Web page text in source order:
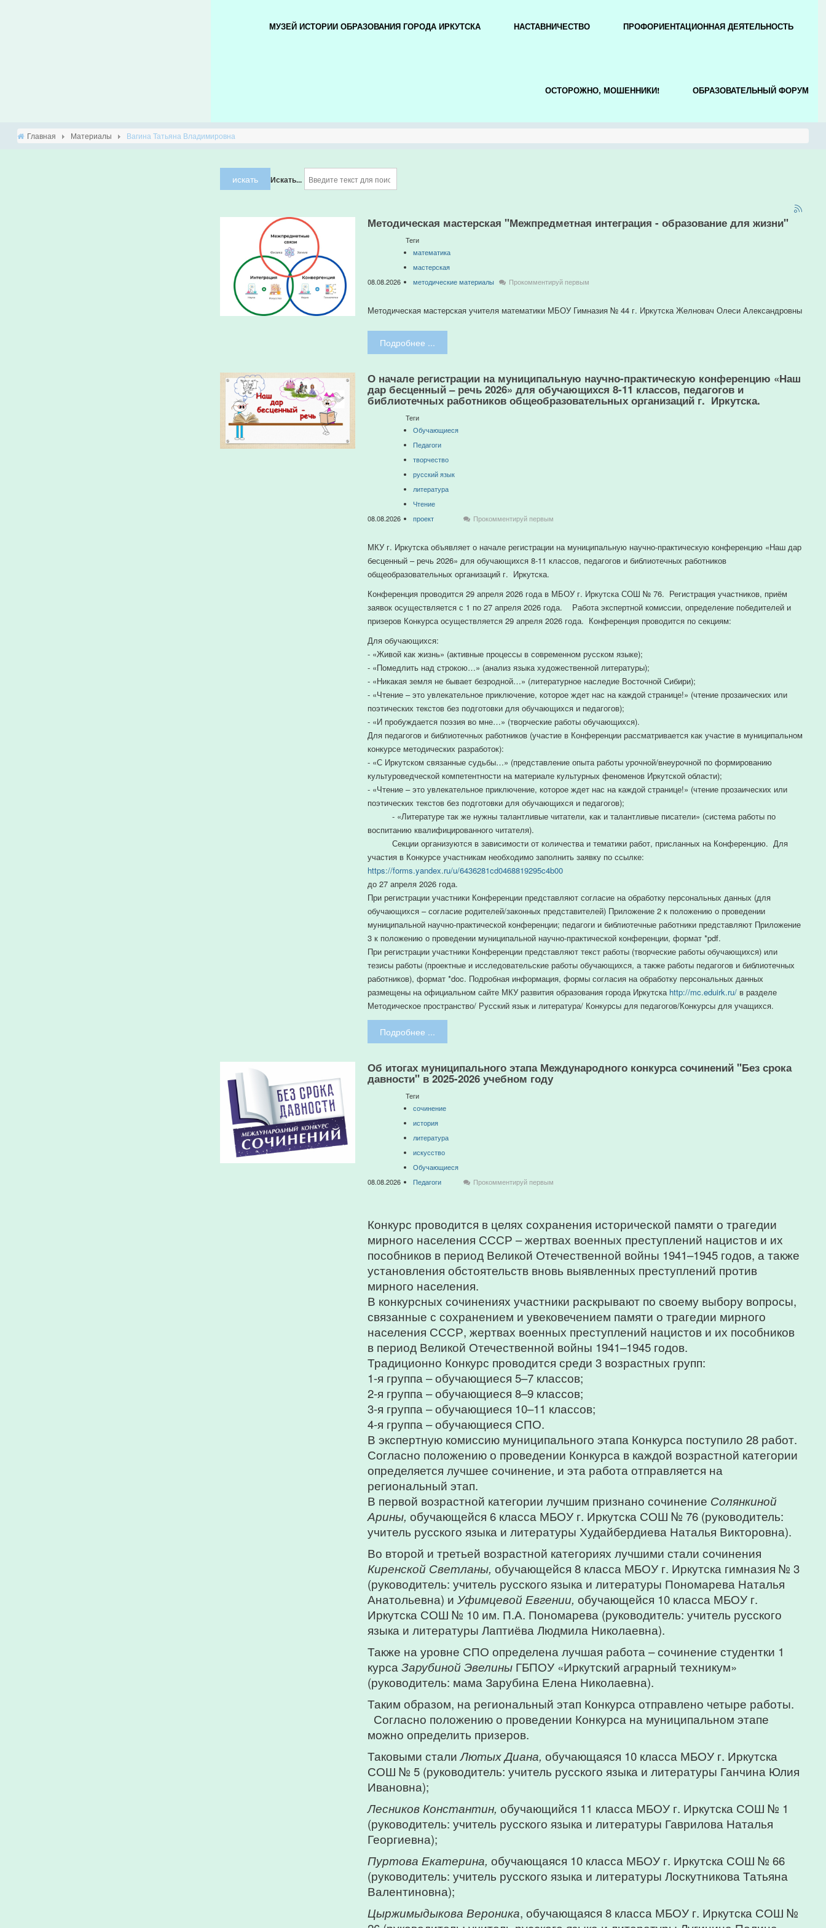
МУЗЕЙ ИСТОРИИ ОБРАЗОВАНИЯ ГОРОДА ИРКУТСКА НАСТАВНИЧЕСТВО ПРОФОРИЕНТАЦИОННАЯ ДЕЯТЕЛЬНОСТЬ
ОСТОРОЖНО, МОШЕННИКИ! ОБРАЗОВАТЕЛЬНЫЙ ФОРУМ
Главная Материалы Вагина Татьяна Владимировна
искать Искать...
Методическая мастерская "Межпредметная интеграция - образование для жизни"
08.08.2026
Теги
математика
мастерская
методические материалы
Прокомментируй первым
Методическая мастерская учителя математики МБОУ Гимназия № 44 г. Иркутска Желновач Олеси Александровны
Подробнее ...
О начале регистрации на муниципальную научно-практическую конференцию «Наш
дар бесценный – речь 2026» для обучающихся 8-11 классов, педагогов и
библиотечных работников общеобразовательных организаций г. Иркутска.
08.08.2026
Теги
Обучающиеся
Педагоги
творчество
русский язык
литература
Чтение
проект
Прокомментируй первым
МКУ г. Иркутска объявляет о начале регистрации на муниципальную научно-практическую конференцию «Наш дар
бесценный – речь 2026» для обучающихся 8-11 классов, педагогов и библиотечных работников
общеобразовательных организаций г. Иркутска.
Конференция проводится 29 апреля 2026 года в МБОУ г. Иркутска СОШ № 76. Регистрация участников, приём
заявок осуществляется с 1 по 27 апреля 2026 года. Работа экспертной комиссии, определение победителей и
призеров Конкурса осуществляется 29 апреля 2026 года. Конференция проводится по секциям:
Для обучающихся:
- «Живой как жизнь» (активные процессы в современном русском языке);
- «Помедлить над строкою…» (анализ языка художественной литературы);
- «Никакая земля не бывает безродной…» (литературное наследие Восточной Сибири);
- «Чтение – это увлекательное приключение, которое ждет нас на каждой странице!» (чтение прозаических или
поэтических текстов без подготовки для обучающихся и педагогов);
- «И пробуждается поэзия во мне…» (творческие работы обучающихся).
Для педагогов и библиотечных работников (участие в Конференции рассматривается как участие в муниципальном
конкурсе методических разработок):
- «С Иркутском связанные судьбы…» (представление опыта работы урочной/внеурочной по формированию
культуроведческой компетентности на материале культурных феноменов Иркутской области);
- «Чтение – это увлекательное приключение, которое ждет нас на каждой странице!» (чтение прозаических или
поэтических текстов без подготовки для обучающихся и педагогов);
- «Литературе так же нужны талантливые читатели, как и талантливые писатели» (система работы по
воспитанию квалифицированного читателя).
Секции организуются в зависимости от количества и тематики работ, присланных на Конференцию. Для
участия в Конкурсе участникам необходимо заполнить заявку по ссылке:
https://forms.yandex.ru/u/6436281cd0468819295c4b00
до 27 апреля 2026 года.
При регистрации участники Конференции представляют согласие на обработку персональных данных (для
обучающихся – согласие родителей/законных представителей) Приложение 2 к положению о проведении
муниципальной научно-практической конференции; педагоги и библиотечные работники представляют Приложение
3 к положению о проведении муниципальной научно-практической конференции, формат *pdf.
При регистрации участники Конференции представляют текст работы (творческие работы обучающихся) или
тезисы работы (проектные и исследовательские работы обучающихся, а также работы педагогов и библиотечных
работников), формат *doc. Подробная информация, формы согласия на обработку персональных данных
размещены на официальном сайте МКУ развития образования города Иркутска http://mc.eduirk.ru/ в разделе
Методическое пространство/ Русский язык и литература/ Конкурсы для педагогов/Конкурсы для учащихся.
Подробнее ...
Об итогах муниципального этапа Международного конкурса сочинений "Без срока
давности" в 2025-2026 учебном году
08.08.2026
Теги
сочинение
история
литература
искусство
Обучающиеся
Педагоги
Прокомментируй первым
Конкурс проводится в целях сохранения исторической памяти о трагедии
мирного населения СССР – жертвах военных преступлений нацистов и их
пособников в период Великой Отечественной войны 1941–1945 годов, а также
установления обстоятельств вновь выявленных преступлений против
мирного населения.
В конкурсных сочинениях участники раскрывают по своему выбору вопросы,
связанные с сохранением и увековечением памяти о трагедии мирного
населения СССР, жертвах военных преступлений нацистов и их пособников
в период Великой Отечественной войны 1941–1945 годов.
Традиционно Конкурс проводится среди 3 возрастных групп:
1-я группа – обучающиеся 5–7 классов;
2-я группа – обучающиеся 8–9 классов;
3-я группа – обучающиеся 10–11 классов;
4-я группа – обучающиеся СПО.
В экспертную комиссию муниципального этапа Конкурса поступило 28 работ.
Согласно положению о проведении Конкурса в каждой возрастной категории
определяется лучшее сочинение, и эта работа отправляется на
региональный этап.
В первой возрастной категории лучшим признано сочинение Солянкиной
Арины, обучающейся 6 класса МБОУ г. Иркутска СОШ № 76 (руководитель:
учитель русского языка и литературы Худайбердиева Наталья Викторовна).
Во второй и третьей возрастной категориях лучшими стали сочинения
Киренской Светланы, обучающейся 8 класса МБОУ г. Иркутска гимназия № 3
(руководитель: учитель русского языка и литературы Пономарева Наталья
Анатольевна) и Уфимцевой Евгении, обучающейся 10 класса МБОУ г.
Иркутска СОШ № 10 им. П.А. Пономарева (руководитель: учитель русского
языка и литературы Лаптиёва Людмила Николаевна).
Также на уровне СПО определена лучшая работа – сочинение студентки 1
курса Зарубиной Эвелины ГБПОУ «Иркутский аграрный техникум»
(руководитель: мама Зарубина Елена Николаевна).
Таким образом, на региональный этап Конкурса отправлено четыре работы.
Согласно положению о проведении Конкурса на муниципальном этапе
можно определить призеров.
Таковыми сталиЛютых Диана, обучающаяся 10 класса МБОУ г. Иркутска
СОШ № 5 (руководитель: учитель русского языка и литературы Ганчина Юлия
Ивановна);
Лесников Константин, обучающийся 11 класса МБОУ г. Иркутска СОШ № 1
(руководитель: учитель русского языка и литературы Гаврилова Наталья
Георгиевна);
Пуртова Екатерина, обучающаяся 10 класса МБОУ г. Иркутска СОШ № 66
(руководитель: учитель русского языка и литературы Лоскутникова Татьяна
Валентиновна);
Цыржимыдыкова Вероника, обучающаяся 8 класса МБОУ г. Иркутска СОШ №